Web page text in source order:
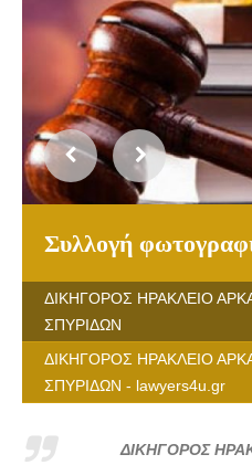
Συλλογή
ΔΙΚΗΓΟΡΟΣ ΗΡΑΚΛΕΙΟ
ΣΠΥΡΙΔΩΝ
ΔΙΚΗΓΟΡΟΣ ΗΡΑΚΛΕΙΟ
ΣΠΥΡΙΔΩΝ - lawyers4u.gr
ΔΙΚΗΓΟΡΟΣ